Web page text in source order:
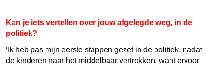
Kan je iets vertellen over jouw afgelegde weg, in de
politiek?
‘Ik heb pas mijn eerste stappen gezet in de politiek, nadat
de kinderen naar het middelbaar vertrokken, want ervoor